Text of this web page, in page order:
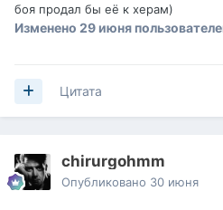
боя продал бы её к херам)
Изменено 29 июня
Цитата
chirurgohmm
Опубликовано 30 июня